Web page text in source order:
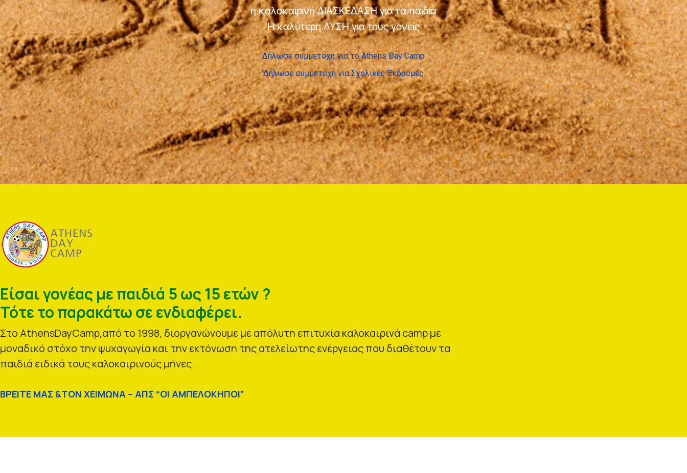
η καλοκαιρινή ΔΙΑΣΚΕΔΑΣΗ για τα παιδιά
Η καλύτερη ΛΥΣΗ για τους γονείς
Δήλωσε συμμετοχή για το Athens Day Camp
Δήλωσε συμμετοχή για Σχολικές Εκδρομές
Είσαι γονέας με παιδιά 5 ως 15 ετών ?
Τότε το παρακάτω σε ενδιαφέρει.
Στο AthensDayCamp,από το 1998, διοργανώνουμε με απόλυτη επιτυχία καλοκαιρινά camp με
μοναδικό στόχο την ψυχαγωγία και την εκτόνωση της ατελείωτης ενέργειας που διαθέτουν τα
παιδιά ειδικά τους καλοκαιρινούς μήνες.
ΒΡΕΙΤΕ ΜΑΣ &ΤΟΝ ΧΕΙΜΩΝΑ – ΑΠΣ “ΟΙ ΑΜΠΕΛΟΚΗΠΟΙ”